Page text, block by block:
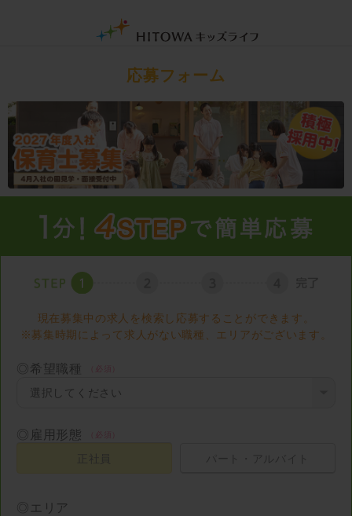
応募フォーム
現在募集中の求人を検索し応募することができます。
※募集時期によって求人がない職種、エリアがございます。
◎希望職種
◎雇用形態
パート・アルバイト
◎エリア